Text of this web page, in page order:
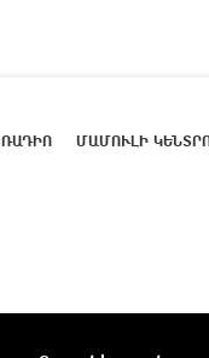
ՌԱԴԻՈ ՄԱՄՈՒԼԻ